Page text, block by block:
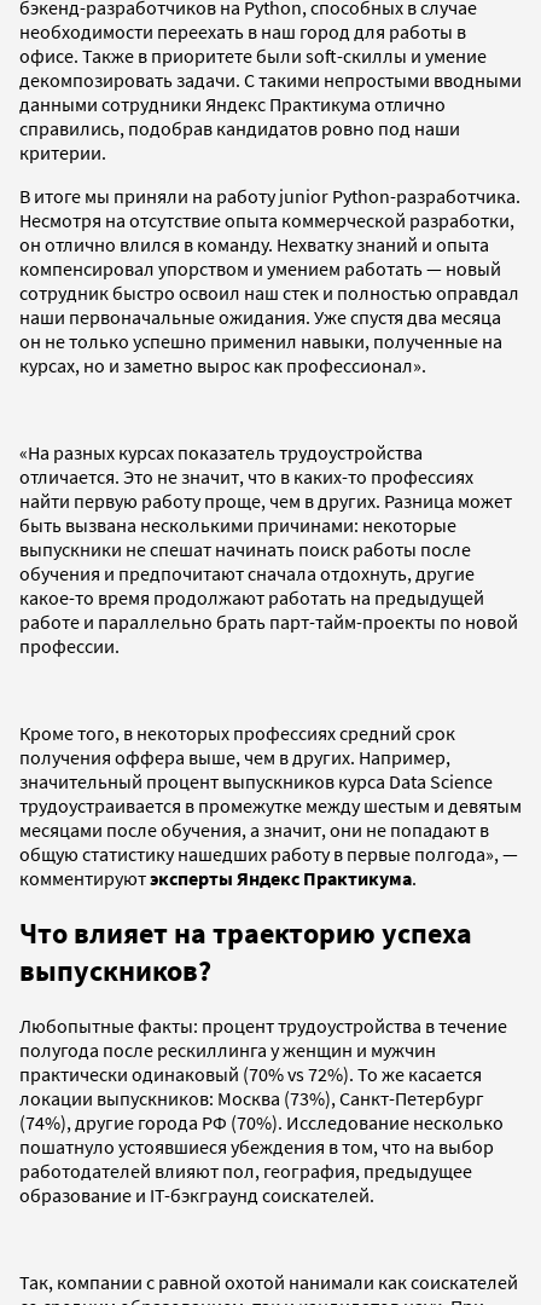
бэкенд-разработчиков на Python, способных в случае
необходимости переехать в наш город для работы в
офисе. Также в приоритете были soft-скиллы и умение
декомпозировать задачи. С такими непростыми вводными
данными сотрудники Яндекс Практикума отлично
справились, подобрав кандидатов ровно под наши
критерии.
В итоге мы приняли на работу junior Python-разработчика.
Несмотря на отсутствие опыта коммерческой разработки,
он отлично влился в команду. Нехватку знаний и опыта
компенсировал упорством и умением работать — новый
сотрудник быстро освоил наш стек и полностью оправдал
наши первоначальные ожидания. Уже спустя два месяца
он не только успешно применил навыки, полученные на
курсах, но и заметно вырос как профессионал».
«На разных курсах показатель трудоустройства
отличается. Это не значит, что в каких-то профессиях
найти первую работу проще, чем в других. Разница может
быть вызвана несколькими причинами: некоторые
выпускники не спешат начинать поиск работы после
обучения и предпочитают сначала отдохнуть, другие
какое-то время продолжают работать на предыдущей
работе и параллельно брать парт-тайм-проекты по новой
профессии.
Кроме того, в некоторых профессиях средний срок
получения оффера выше, чем в других. Например,
значительный процент выпускников курса Data Science
трудоустраивается в промежутке между шестым и девятым
месяцами после обучения, а значит, они не попадают в
общую статистику нашедших работу в первые полгода», —
комментируютэксперты Яндекс Практикума.
Что влияет на траекторию успеха
выпускников?
Любопытные факты: процент трудоустройства в течение
полугода после рескиллинга у женщин и мужчин
практически одинаковый (70% vs 72%). То же касается
локации выпускников: Москва (73%), Санкт-Петербург
(74%), другие города РФ (70%). Исследование несколько
пошатнуло устоявшиеся убеждения в том, что на выбор
работодателей влияют пол, география, предыдущее
образование и IT-бэкграунд соискателей.
Так, компании с равной охотой нанимали как соискателей